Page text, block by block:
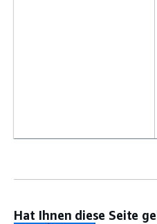
Hat Ihnen diese Seite